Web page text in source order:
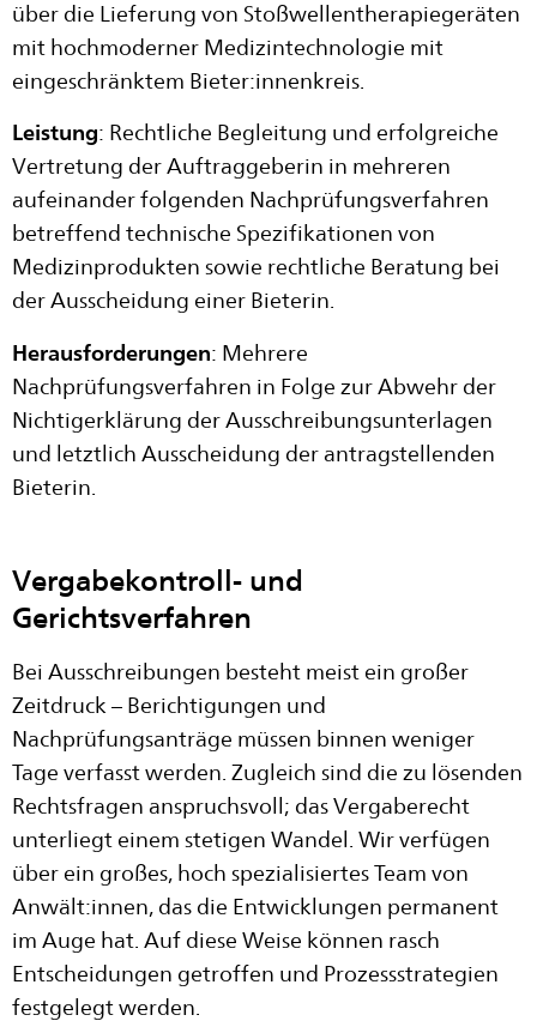
über die Lieferung von Stoßwellentherapiegeräten
mit hochmoderner Medizintechnologie mit
eingeschränktem Bieter:innenkreis.
Leistung: Rechtliche Begleitung und erfolgreiche
Vertretung der Auftraggeberin in mehreren
aufeinander folgenden Nachprüfungsverfahren
betreffend technische Spezifikationen von
Medizinprodukten sowie rechtliche Beratung bei
der Ausscheidung einer Bieterin.
Herausforderungen: Mehrere
Nachprüfungsverfahren in Folge zur Abwehr der
Nichtigerklärung der Ausschreibungsunterlagen
und letztlich Ausscheidung der antragstellenden
Bieterin.
Vergabekontroll- und
Gerichtsverfahren
Bei Ausschreibungen besteht meist ein großer
Zeitdruck – Berichtigungen und
Nachprüfungsanträge müssen binnen weniger
Tage verfasst werden. Zugleich sind die zu lösenden
Rechtsfragen anspruchsvoll; das Vergaberecht
unterliegt einem stetigen Wandel. Wir verfügen
über ein großes, hoch spezialisiertes Team von
Anwält:innen, das die Entwicklungen permanent
im Auge hat. Auf diese Weise können rasch
Entscheidungen getroffen und Prozessstrategien
festgelegt werden.